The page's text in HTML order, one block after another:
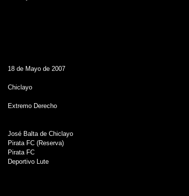
18 de Mayo de 2007
Chiclayo
Extremo Derecho
José Balta de Chiclayo
Pirata FC (Reserva)
Pirata FC
Deportivo Lute